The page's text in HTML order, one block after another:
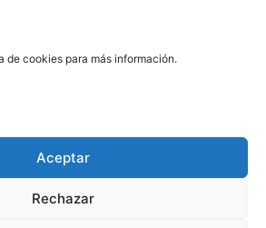
de cookies para más información.
Aceptar
Rechazar
Noticias
Legal
Aviso Legal